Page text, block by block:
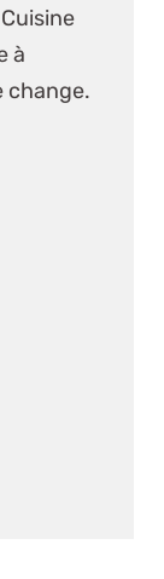
à
change.